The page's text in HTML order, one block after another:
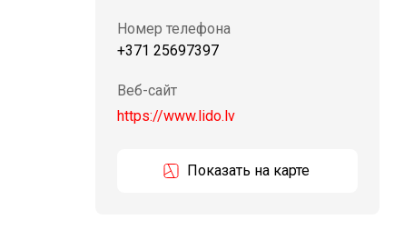
Номер телефона
+371 25697397
Веб-сайт
https://www.lido.lv
Показать на карте